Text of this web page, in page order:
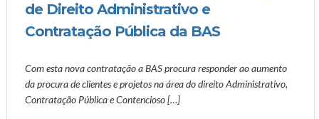
de Direito Administrativo e
Contratação Pública da BAS
Com esta nova contratação a BAS procura responder ao aumento
da procura de clientes e projetos na área do direito Administrativo,
Contratação Pública e Contencioso […]